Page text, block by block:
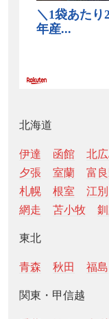
北海道
伊達 函館 北
夕張
室蘭 富
札幌
根室 江別
網走
苫小牧
東北
青森 秋田 福島
関東・甲信越